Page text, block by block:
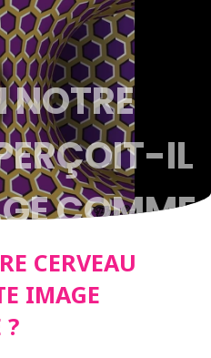
NOTRE
IL
COMME
CERVEAU
IMAGE
?